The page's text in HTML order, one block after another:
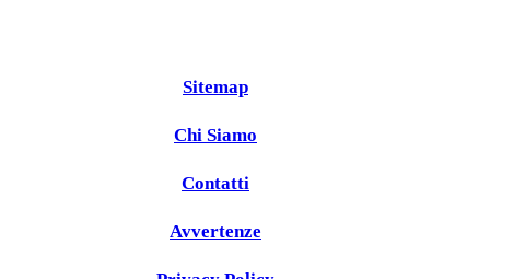
Sitemap
Chi Siamo
Contatti
Avvertenze